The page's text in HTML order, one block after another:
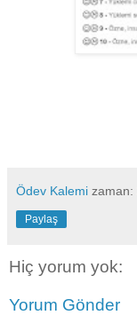
Ödev Kalemi zaman:
Paylaş
Hiç yorum yok:
Yorum Gönder